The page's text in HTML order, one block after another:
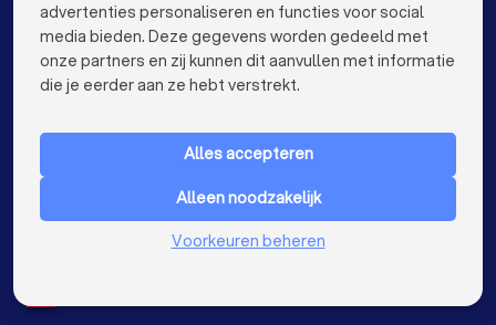
Advocaten in Amersfoort
Advocaten in Apeldoorn
Advocaten in Den Bosch
Advocaten in Dordrecht
Advocaten in Zoetermeer
VOOR PARTICULIEREN keyboard_arrow_down
Nederland
advertenties personaliseren en functies voor social
media bieden. Deze gegevens worden gedeeld met
onze partners en zij kunnen dit aanvullen met informatie
die je eerder aan ze hebt verstrekt.
Alles accepteren
Alleen noodzakelijk
Voorkeuren beheren